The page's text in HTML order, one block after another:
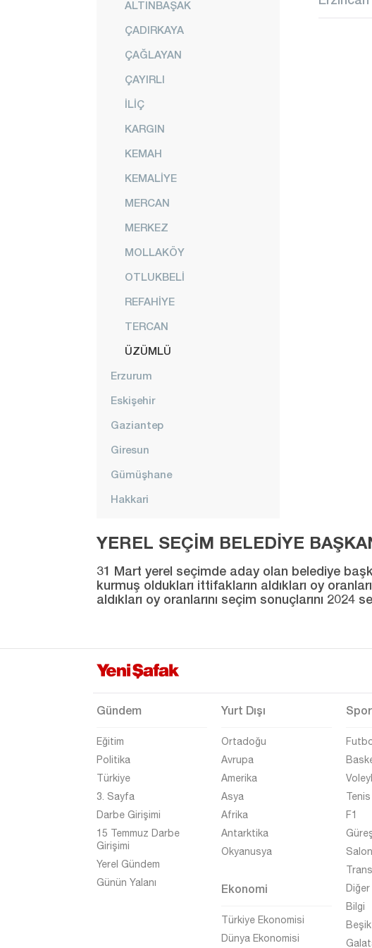
ALTINBAŞAK
ÇADIRKAYA
ÇAĞLAYAN
ÇAYIRLI
İLİÇ
KARGIN
KEMAH
KEMALİYE
MERCAN
MERKEZ
MOLLAKÖY
OTLUKBELİ
REFAHİYE
TERCAN
ÜZÜMLÜ
Erzurum
Eskişehir
Gaziantep
Giresun
Gümüşhane
Hakkari
Iğdır
Isparta
Kahramanmaraş
Karaman
Kars
Kastamonu
Kırıkkale
Kırşehir
Kilis
Kocaeli
Konya
YEREL SEÇİM BELEDİYE
31 Mart yerel seçimde aday olan belediye
kurmuş oldukları ittifakların aldıkları oy
aldıkları oy oranlarını seçim sonuçlarını
Gündem
Eğitim
Politika
Türkiye
3. Sayfa
Darbe Girişimi
15 Temmuz Darbe
Girişimi
Yerel Gündem
Günün Yalanı
Yurt Dışı
Ortadoğu
Avrupa
Amerika
Asya
Afrika
Antarktika
Okyanusya
Ekonomi
Türkiye Ekonomisi
Dünya Ekonomisi
Spor
Tenis
F1
Diğer
Bilgi